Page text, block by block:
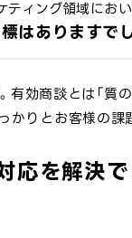
ィング領域にお
はありますでし
効商談とは「質
かりとお客様の
応を解決